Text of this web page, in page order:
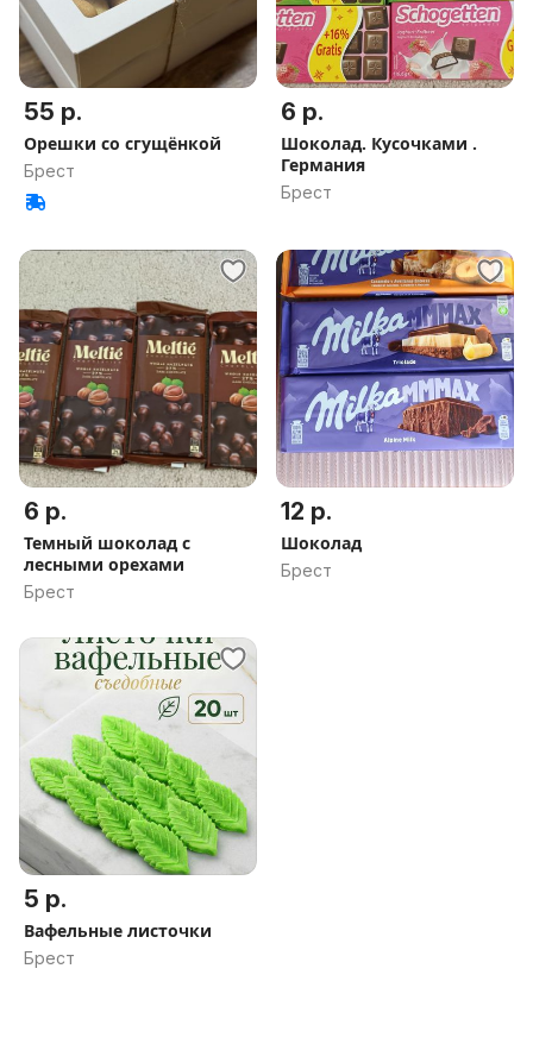
55 р.
Орешки со сгущёнкой
Брест
6 р.
Шоколад. Кусочками .
Германия
Брест
6 р.
Темный шоколад с
лесными орехами
Брест
12 р.
Шоколад
Брест
5 р.
Вафельные листочки
Брест